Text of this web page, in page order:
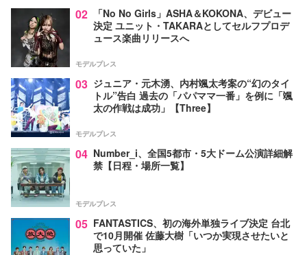
02
「No No Girls」ASHA＆KOKONA、デビュー
決定 ユニット・TAKARAとしてセルフプロデ
ュース楽曲リリースへ
モデルプレス
03 ジュニア・元木湧、内村颯太考案の“幻のタイ
トル”告白 過去の「パパママ一番」を例に「颯
太の作戦は成功」【Three】
モデルプレス
04 Number_i、全国5都市・5大ドーム公演詳細解
禁【日程・場所一覧】
モデルプレス
05 FANTASTICS、初の海外単独ライブ決定 台北
で10月開催 佐藤大樹「いつか実現させたいと
思っていた」